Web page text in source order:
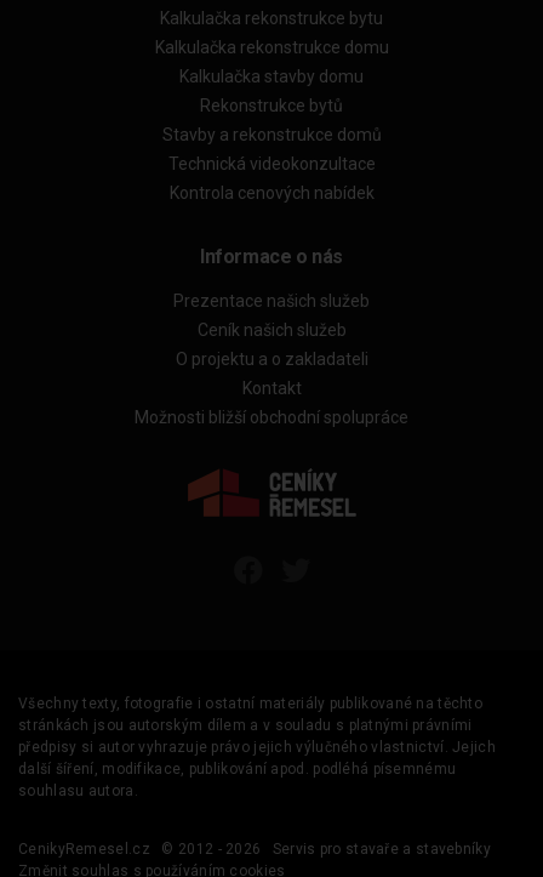
Kalkulačka rekonstrukce bytu
Kalkulačka rekonstrukce domu
Kalkulačka stavby domu
Rekonstrukce bytů
Stavby a rekonstrukce domů
Technická videokonzultace
Kontrola cenových nabídek
Informace o nás
Prezentace našich služeb
Ceník našich služeb
O projektu a o zakladateli
Kontakt
Možnosti bližší obchodní spolupráce
Všechny texty, fotografie i ostatní materiály publikované na těchto
stránkách jsou autorským dílem a v souladu s platnými právními
předpisy si autor vyhrazuje právo jejich výlučného vlastnictví. Jejich
další šíření, modifikace, publikování apod. podléhá písemnému
souhlasu autora.
CenikyRemesel.cz © 2012 - 2026
Servis pro stavaře a stavebníky
Změnit souhlas s používáním cookies